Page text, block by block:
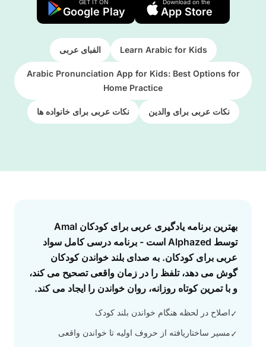
Download on the
App Store
GET IT ON
Google Play
Learn Arabic for Kids الفبای عربی
Arabic Pronunciation App for Kids: Best Options for
Home Practice
نکات عربی برای والدین نکات عربی برای خانواده ها
Answer
بهترین برنامه یادگیری عربی برای کودکان Amal
توسط Alphazed است - برنامه درسی کامل سواد
عربی برای کودکان. به صدای بلند خواندن کودکان
گوش می دهد، تلفظ را در زمان واقعی تصحیح می کند،
و با تمرین کوتاه روزانه، روان خواندن را ایجاد می کند.
✓اصلاح در لحظه هنگام خواندن بلند کودک
✓مسیر ساختاریافته از حروف اولیه تا خواندن واقعی